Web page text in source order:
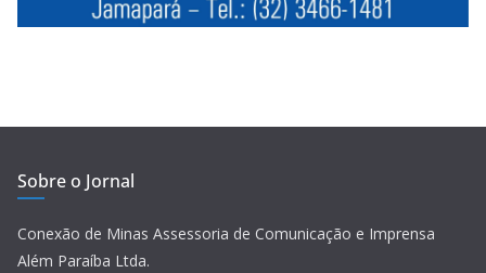
Sobre o Jornal
Conexão de Minas Assessoria de Comunicação e Imprensa
Além Paraíba Ltda.